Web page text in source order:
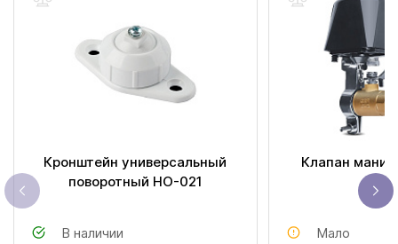
Кронштейн универсальный
поворотный HO-021
В наличии
Клапан
JXS-
Мало